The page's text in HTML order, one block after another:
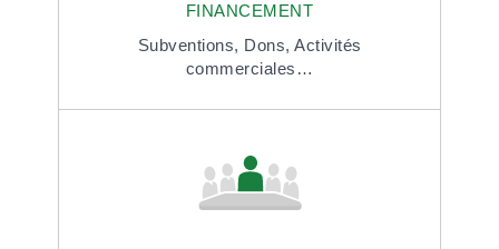
FINANCEMENT
Subventions, Dons, Activités
commerciales…